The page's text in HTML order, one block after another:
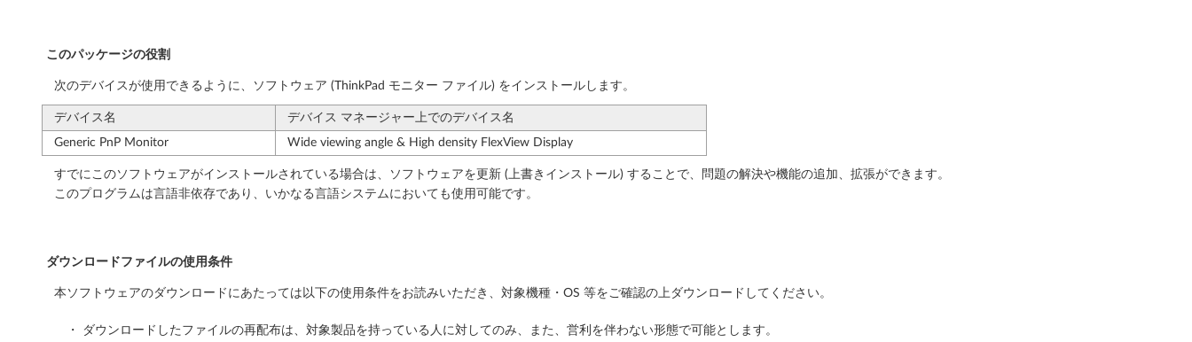
-
T
h
i
n
P
a
このパッケージの役割
次のデバイスが使用できるように、ソフトウェア (ThinkPad モニター ファイル) をインストールします。
デバイス名
デバイス マネージャー上でのデバイス名
Generic PnP Monitor
Wide viewing angle & High density FlexView Display
すでにこのソフトウェアがインストールされている場合は、ソフトウェアを更新 (上書きインストール) することで、問題の解決や機能の追加、拡張ができます。
このプログラムは言語非依存であり、いかなる言語システムにおいても使用可能です。
ダウンロードファイルの使用条件
本ソフトウェアのダウンロードにあたっては以下の使用条件をお読みいただき、対象機種・OS 等をご確認の上ダウンロードしてください。
・ ダウンロードしたファイルの再配布は、対象製品を持っている人に対してのみ、また、営利を伴わない形態で可能とします。